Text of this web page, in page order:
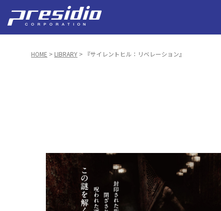
HOME > LIBRARY > 『サイレントヒル：リベレーション』